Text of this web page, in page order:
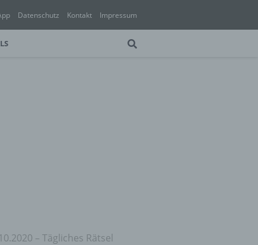
Datenschutz Kontakt Impressum
– Tägliches Rätsel